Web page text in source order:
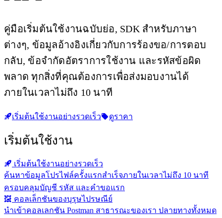
คู่มือเริ่มต้นใช้งานฉบับย่อ, SDK สำหรับภาษา
ต่างๆ, ข้อมูลอ้างอิงเกี่ยวกับการร้องขอ/การตอบ
กลับ, ข้อจำกัดอัตราการใช้งาน และรหัสข้อผิด
พลาด ทุกสิ่งที่คุณต้องการเพื่อส่งมอบงานได้
ภายในเวลาไม่ถึง 10 นาที
เริ่มต้นใช้งานอย่างรวดเร็ว ดูราคา
เริ่มต้นใช้งาน
เริ่มต้นใช้งานอย่างรวดเร็ว
ค้นหาข้อมูลโปรไฟล์ครั้งแรกสำเร็จภายในเวลาไม่ถึง 10 นาที
ครอบคลุมบัญชี รหัส และคำขอแรก
คอลเล็กชันของบุรุษไปรษณีย์
นำเข้าคอลเลกชัน Postman สาธารณะของเรา ปลายทางทั้งหมด